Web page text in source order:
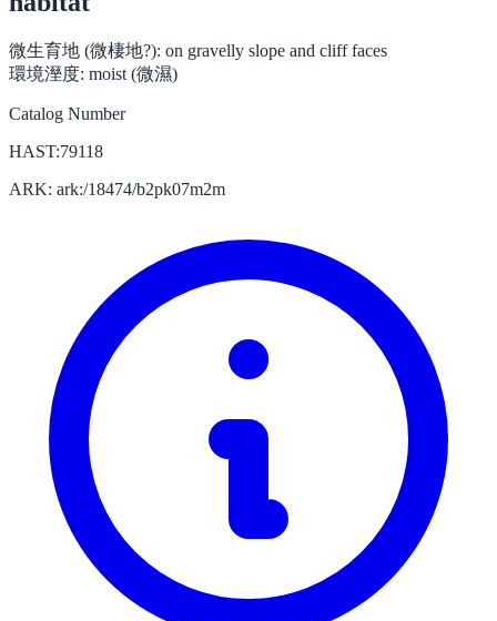
微生育地 (微棲地?): on gravelly slope and cliff faces
環境溼度: moist (微濕)
Catalog Number
HAST:79118
ARK: ark:/18474/b2pk07m2m